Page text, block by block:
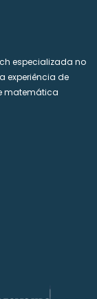
especializada no
experiência de
matemática